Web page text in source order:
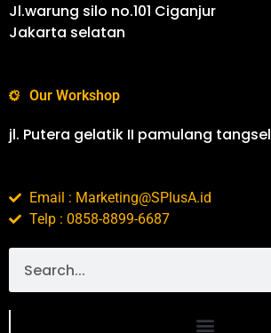
Jl.warung silo no.101 Ciganjur
Jakarta selatan
Our Workshop
jl. Putera gelatik II pamulang tangsel
Email : Marketing@SPlusA.id
Telp : 0858-8899-6687